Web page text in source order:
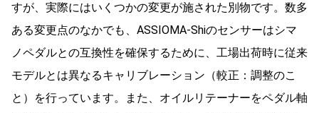
すが、実際にはいくつかの変更が施された別物です。数多
ある変更点のなかでも、ASSIOMA-Shiのセンサーはシマ
ノペダルとの互換性を確保するために、工場出荷時に従来
モデルとは異なるキャリブレーション（較正：調整のこ
と）を行っています。また、オイルリテーナーをペダル軸